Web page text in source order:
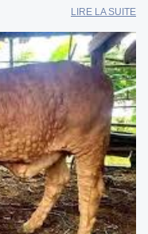
LIRE LA SUITE